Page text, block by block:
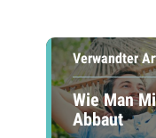
Verwandter
Wie Man
Abbaut